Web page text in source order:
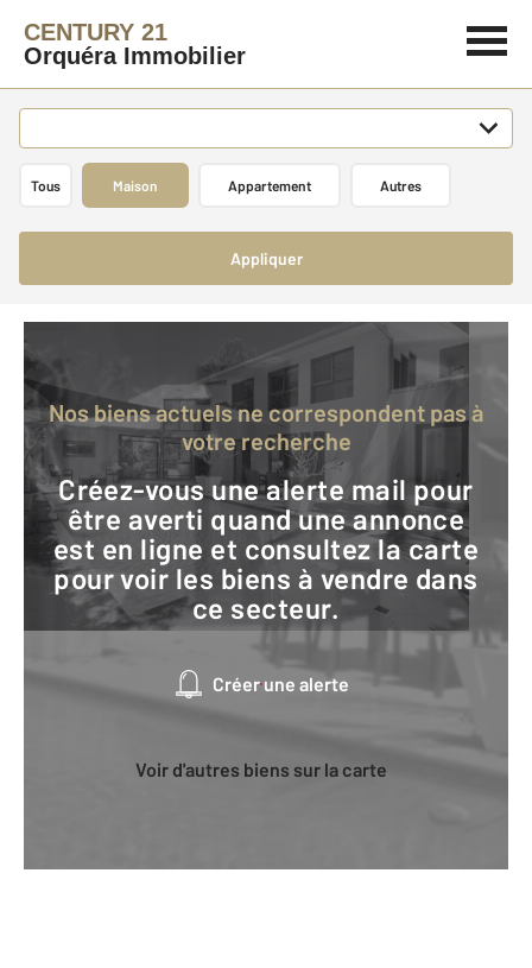
CENTURY 21
Orquéra Immobilier
Tous Maison Appartement Autres
Appliquer
Nos biens actuels ne correspondent pas à
votre recherche
Créez-vous une alerte mail pour
être averti quand une annonce
est en ligne et consultez la carte
pour voir les biens à vendre dans
ce secteur.
Créer une alerte
Voir d'autres biens sur la carte